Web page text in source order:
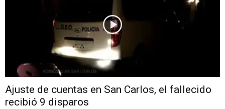
Ajuste de cuentas en San Carlos, el fallecido
recibió 9 disparos